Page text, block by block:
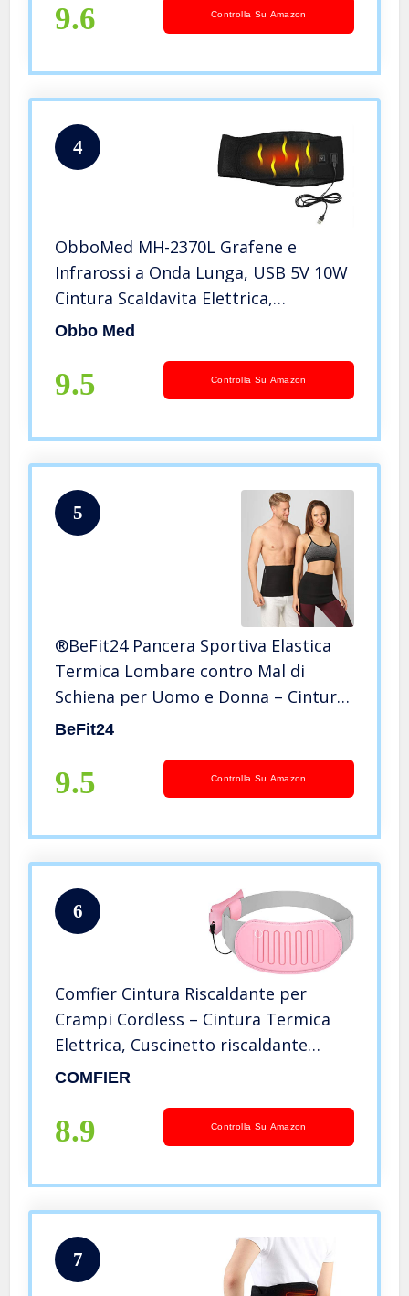
9.6 Controlla Su Amazon
4
ObboMed MH-2370L Grafene e
Infrarossi a Onda Lunga, USB 5V 10W
Cintura Scaldavita Elettrica,
Riscaldamento Veloce, 16 Magneti,
Sanitario 4-14μm) – L : Vita 94-132 cm
Obbo Med
9.5 Controlla Su Amazon
5
®BeFit24 Pancera Sportiva Elastica
Termica Lombare contro Mal di
Schiena per Uomo e Donna – Cintura
Riscaldante – Fascia Scalda
Corsa, Camminata, Sci – [ Size 4 ]
BeFit24
9.5 Controlla Su Amazon
6
Comfier Cintura Riscaldante per
Crampi Cordless – Cintura Termica
Elettrica, Cuscinetto riscaldante
rapido con 3 livelli di calore, Fascia
Mestruali
COMFIER
8.9 Controlla Su Amazon
7